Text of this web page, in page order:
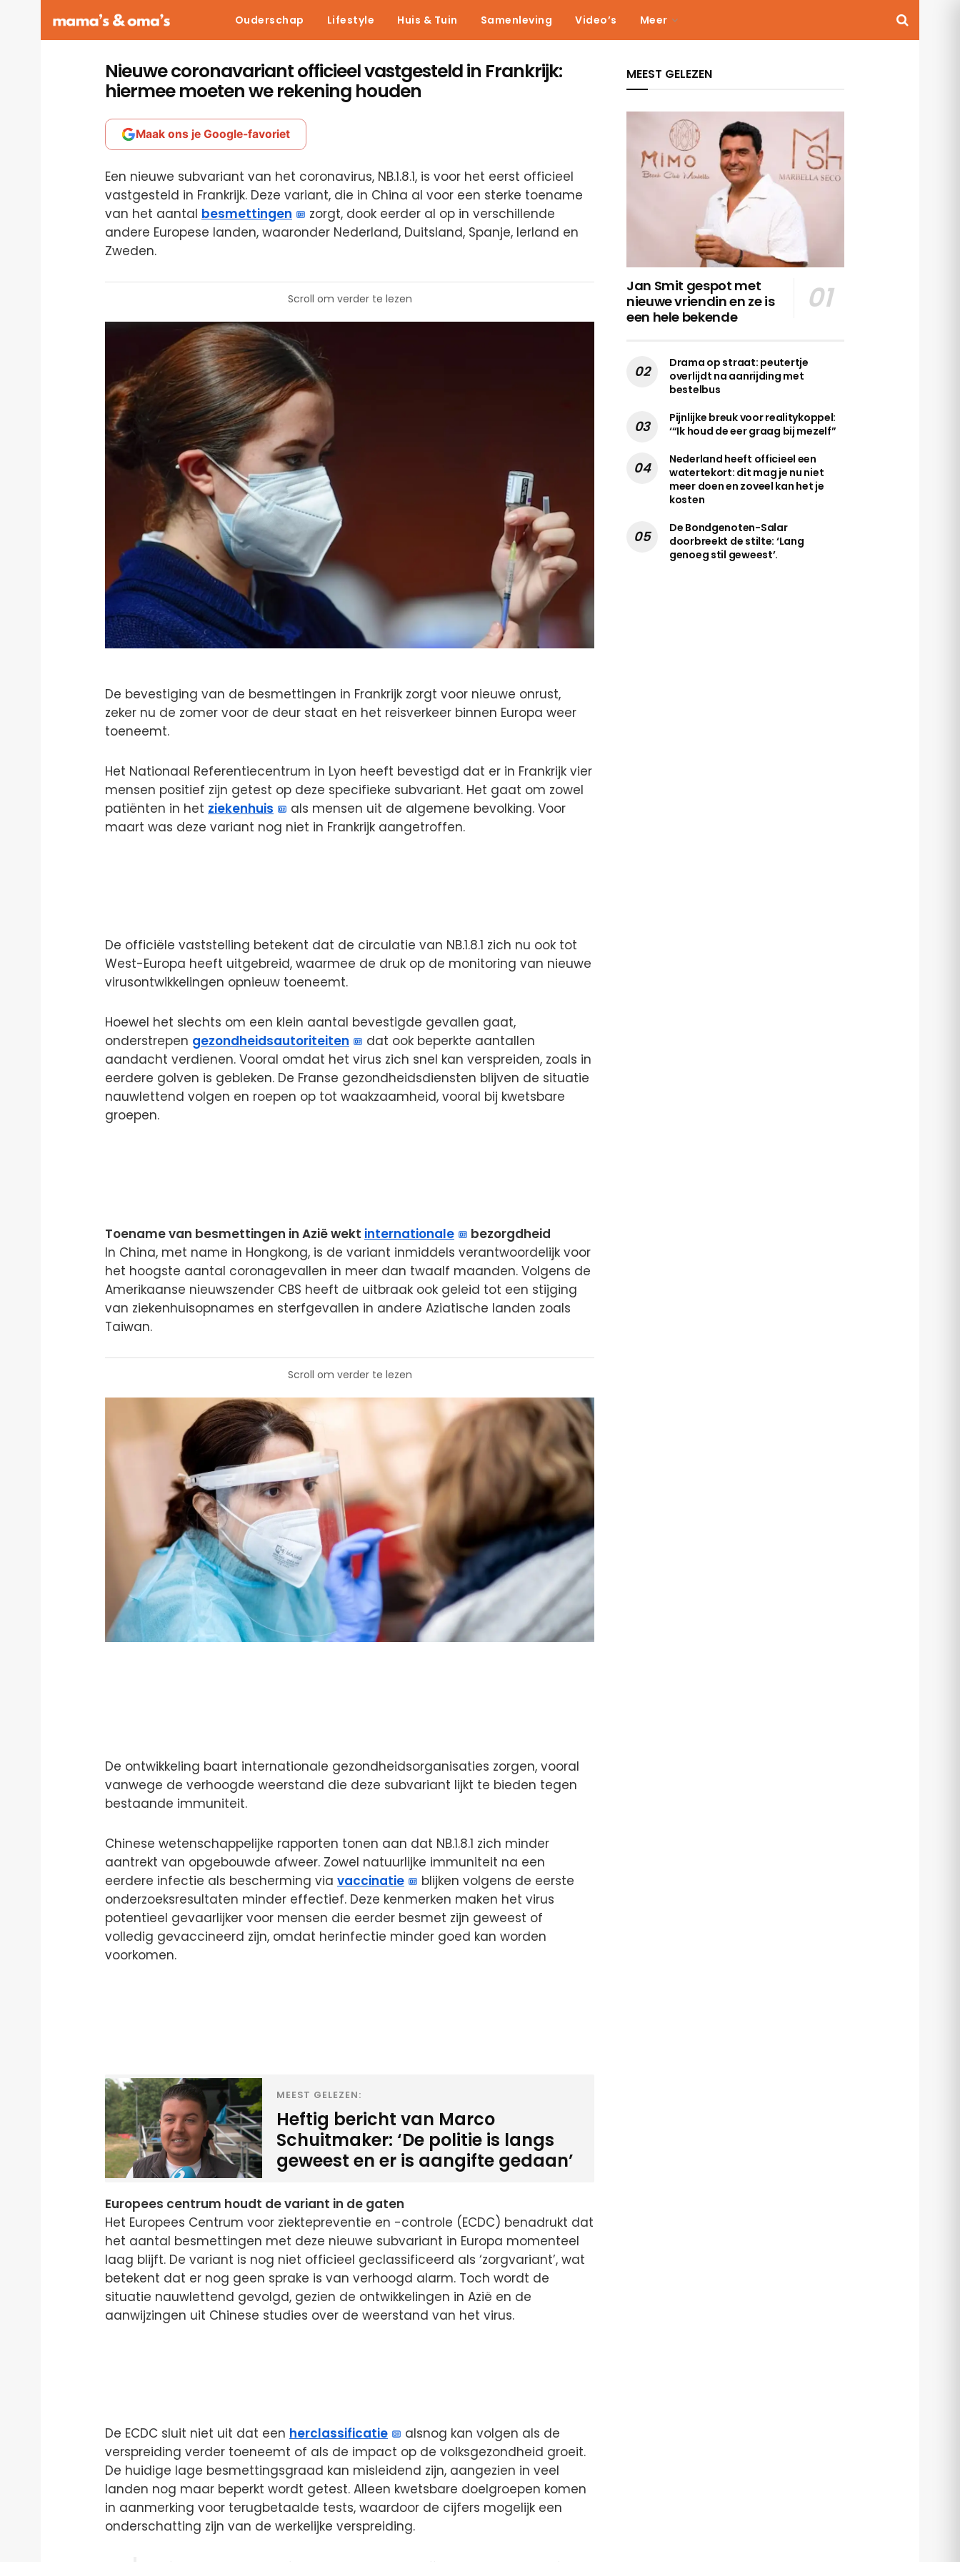
Ouderschap Lifestyle Huis & Tuin Samenleving Video’s Meer
Nieuwe coronavariant officieel vastgesteld in Frankrijk:
hiermee moeten we rekening houden
Maak ons je Google-favoriet
Een nieuwe subvariant van het coronavirus, NB.1.8.1, is voor het eerst officieel
vastgesteld in Frankrijk. Deze variant, die in China al voor een sterke toename
van het aantal besmettingen
zorgt, dook eerder al op in verschillende
andere Europese landen, waaronder Nederland, Duitsland, Spanje, Ierland en
Zweden.
Scroll om verder te lezen
De bevestiging van de besmettingen in Frankrijk zorgt voor nieuwe onrust,
zeker nu de zomer voor de deur staat en het reisverkeer binnen Europa weer
toeneemt.
Het Nationaal Referentiecentrum in Lyon heeft bevestigd dat er in Frankrijk vier
mensen positief zijn getest op deze specifieke subvariant. Het gaat om zowel
patiënten in het ziekenhuis
als mensen uit de algemene bevolking. Voor
maart was deze variant nog niet in Frankrijk aangetroffen.
De officiële vaststelling betekent dat de circulatie van NB.1.8.1 zich nu ook tot
West-Europa heeft uitgebreid, waarmee de druk op de monitoring van nieuwe
virusontwikkelingen opnieuw toeneemt.
Hoewel het slechts om een klein aantal bevestigde gevallen gaat,
onderstrepen gezondheidsautoriteiten
dat ook beperkte aantallen
aandacht verdienen. Vooral omdat het virus zich snel kan verspreiden, zoals in
eerdere golven is gebleken. De Franse gezondheidsdiensten blijven de situatie
nauwlettend volgen en roepen op tot waakzaamheid, vooral bij kwetsbare
groepen.
Toename van besmettingen in Azië wekt internationale
bezorgdheid
In China, met name in Hongkong, is de variant inmiddels verantwoordelijk voor
het hoogste aantal coronagevallen in meer dan twaalf maanden. Volgens de
Amerikaanse nieuwszender CBS heeft de uitbraak ook geleid tot een stijging
van ziekenhuisopnames en sterfgevallen in andere Aziatische landen zoals
Taiwan.
Scroll om verder te lezen
De ontwikkeling baart internationale gezondheidsorganisaties zorgen, vooral
vanwege de verhoogde weerstand die deze subvariant lijkt te bieden tegen
bestaande immuniteit.
Chinese wetenschappelijke rapporten tonen aan dat NB.1.8.1 zich minder
aantrekt van opgebouwde afweer. Zowel natuurlijke immuniteit na een
eerdere infectie als bescherming via vaccinatie
blijken volgens de eerste
onderzoeksresultaten minder effectief. Deze kenmerken maken het virus
potentieel gevaarlijker voor mensen die eerder besmet zijn geweest of
volledig gevaccineerd zijn, omdat herinfectie minder goed kan worden
voorkomen.
MEEST GELEZEN:
Heftig bericht van Marco
Schuitmaker: ‘De politie is langs
geweest en er is aangifte gedaan’
Europees centrum houdt de variant in de gaten
Het Europees Centrum voor ziektepreventie en -controle (ECDC) benadrukt dat
het aantal besmettingen met deze nieuwe subvariant in Europa momenteel
laag blijft. De variant is nog niet officieel geclassificeerd als ‘zorgvariant’, wat
betekent dat er nog geen sprake is van verhoogd alarm. Toch wordt de
situatie nauwlettend gevolgd, gezien de ontwikkelingen in Azië en de
aanwijzingen uit Chinese studies over de weerstand van het virus.
De ECDC sluit niet uit dat een herclassificatie
alsnog kan volgen als de
verspreiding verder toeneemt of als de impact op de volksgezondheid groeit.
De huidige lage besmettingsgraad kan misleidend zijn, aangezien in veel
landen nog maar beperkt wordt getest. Alleen kwetsbare doelgroepen komen
in aanmerking voor terugbetaalde tests, waardoor de cijfers mogelijk een
onderschatting zijn van de werkelijke verspreiding.
MEEST GELEZEN
Jan Smit gespot met
nieuwe vriendin en ze is
een hele bekende
Drama op straat: peutertje
overlijdt na aanrijding met
bestelbus
Pijnlijke breuk voor realitykoppel:
‘“Ik houd de eer graag bij mezelf”
Nederland heeft officieel een
watertekort: dit mag je nu niet
meer doen en zoveel kan het je
kosten
De Bondgenoten-Salar
doorbreekt de stilte: ‘Lang
genoeg stil geweest’.